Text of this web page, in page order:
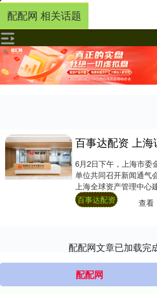
配配网 相关话题
6月2日下午，上海市委
单位共同召开新闻通气
上海全球资产管理中心
（以下简称《若干意见
中国证监....
百事达配资 查看
配配网文章已加载完
配配网